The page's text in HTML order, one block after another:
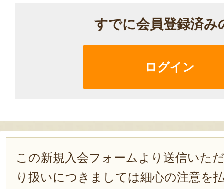
すでに会員登録済み
ログイン
この新規入会フォームより送信いた
り扱いにつきましては細心の注意を